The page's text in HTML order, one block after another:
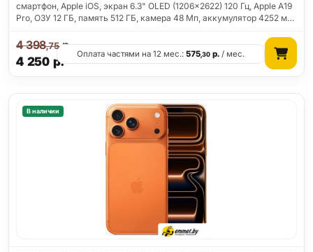
смартфон, Apple iOS, экран 6.3" OLED (1206x2622) 120 Гц, Apple A19
Pro, ОЗУ 12 ГБ, память 512 ГБ, камера 48 Мп, аккумулятор 4252 м…
4 250 р.
4 398,75р.
Оплата частями на 12 мес.:575,30 р. / мес.
В наличии